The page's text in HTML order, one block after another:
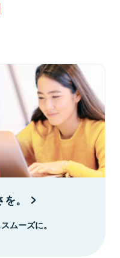
。
ムーズに。